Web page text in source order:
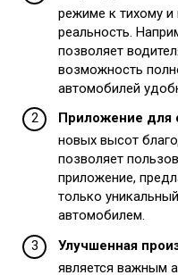
режиме к тихому и
реальность.
позволяет
возможность
автомобилей
Приложение для
новых высот
позволяет
приложение,
только
автомобилем.
Улучшенная
является важным